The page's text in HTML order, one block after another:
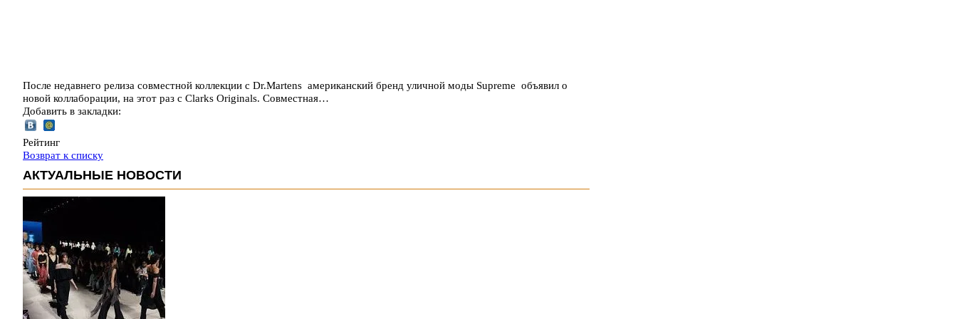
После недавнего релиза совместной коллекции с Dr.Martens американский бренд уличной моды Supreme объявил о
новой коллаборации, на этот раз с Clarks Originals. Совместная…
Добавить в закладки:
Рейтинг
Возврат к списку
АКТУАЛЬНЫЕ НОВОСТИ